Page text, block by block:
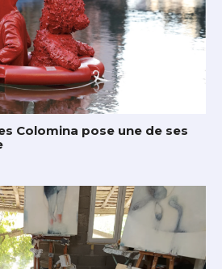
Colomina pose une de ses